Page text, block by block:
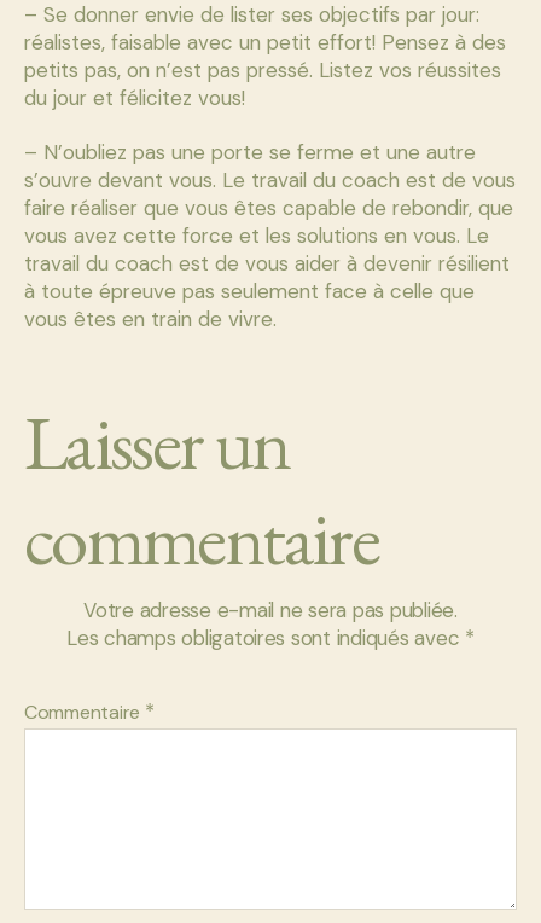
– Se donner envie de lister ses objectifs par jour:
réalistes, faisable avec un petit effort! Pensez à des
petits pas, on n’est pas pressé. Listez vos réussites
du jour et félicitez vous!
– N’oubliez pas une porte se ferme et une autre
s’ouvre devant vous. Le travail du coach est de vous
faire réaliser que vous êtes capable de rebondir, que
vous avez cette force et les solutions en vous. Le
travail du coach est de vous aider à devenir résilient
à toute épreuve pas seulement face à celle que
vous êtes en train de vivre.
Laisser un
commentaire
Votre adresse e-mail ne sera pas publiée.
Les champs obligatoires sont indiqués avec *
Commentaire *